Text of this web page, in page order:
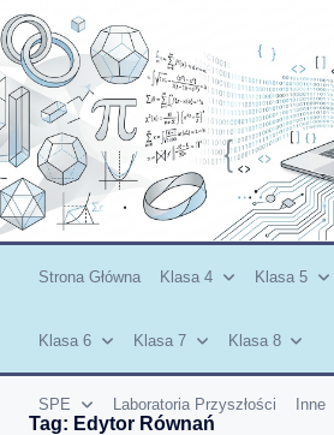
Skip
to
content
Strona Główna Klasa 4 Klasa 5
Klasa 6 Klasa 7 Klasa 8
SPE Laboratoria Przyszłości Inne
Tag: Edytor Równań